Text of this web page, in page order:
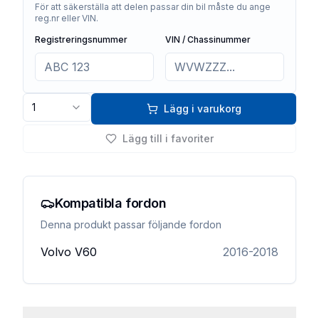
För att säkerställa att delen passar din bil måste du ange
reg.nr eller VIN.
Registreringsnummer
VIN / Chassinummer
1 Lägg i varukorg
Lägg till i favoriter
Kompatibla fordon
Denna produkt passar följande fordon
Volvo V60 2016-2018